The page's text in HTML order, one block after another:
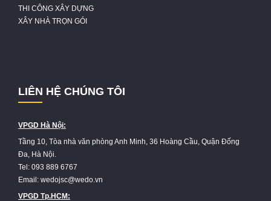
THI CÔNG XÂY DỰNG
XÂY NHÀ TRỌN GÓI
LIÊN HỆ CHÚNG TÔI
VPGD Hà Nội:
Tầng 10, Tòa nhà văn phòng Anh Minh, 36 Hoàng Cầu, Quận Đống
Đa, Hà Nội.
Tel: 093 889 6767
Email: wedojsc@wedo.vn
VPGD Tp.HCM: